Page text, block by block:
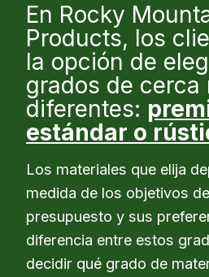
En Rocky
Products, los
la opción de
grados de cerca
diferentes:
estándar o
Los materiales que elija
medida de los objetivos
presupuesto y sus
diferencia entre estos
decidir qué grado de